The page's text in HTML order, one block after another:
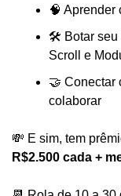
🧠 Aprender
🛠️ Botar seu
Scroll e
🤝 Conectar
colaborar
💸 E sim, tem
R$2.500 cada +